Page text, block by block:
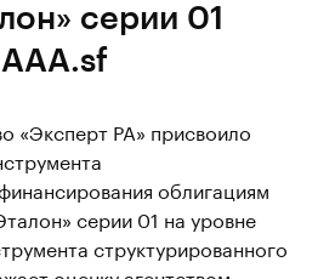
серии 01
«Эксперт РА» присвоило
облигациям
серии 01 на уровне
структурированного